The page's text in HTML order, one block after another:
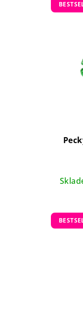
p
ý
k
ů